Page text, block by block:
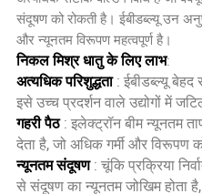
संदूषण को रोकती है। ईबीडब्ल्यू उन
और न्यूनतम विरूपण महत्वपूर्ण है।
निकल मिश्र धातु के लिए लाभ:
अत्यधिक परिशुद्धता: ईबीडब्ल्यू
इसे उच्च प्रदर्शन वाले उद्योगों में
गहरी पैठ: इलेक्ट्रॉन बीम न्यूनतम
देता है, जो अधिक गर्मी और विरूपण
न्यूनतम संदूषण: चूंकि प्रक्रिया
से संदूषण का न्यूनतम जोखिम होता